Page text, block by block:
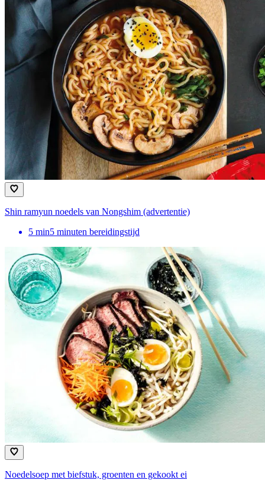
Shin ramyun noedels van Nongshim (advertentie)
5 min5 minuten bereidingstijd
Noedelsoep met biefstuk, groenten en gekookt ei